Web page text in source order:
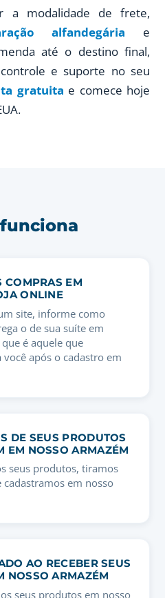
a modalidade de frete,
alfandegária e
até o destino final,
e suporte no seu
gratuita e comece hoje
COMPRAS EM
ONLINE
site, informe como
o de sua suíte em
é aquele que
após o cadastro em
DE SEUS PRODUTOS
EM NOSSO ARMAZÉM
seus produtos, tiramos
cadastramos em nosso
AO RECEBER SEUS
NOSSO ARMAZÉM
seus produtos em nosso